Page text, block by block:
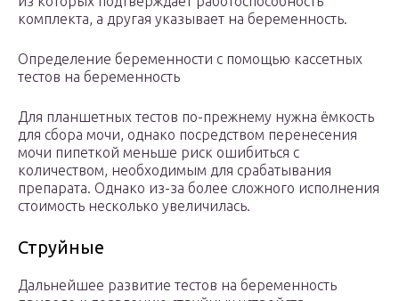
комплекта, а другая указывает на беременность.
Определение беременности с помощью кассетных
тестов на беременность
Для планшетных тестов по-прежнему нужна ёмкость
для сбора мочи, однако посредством перенесения
мочи пипеткой меньше риск ошибиться с
количеством, необходимым для срабатывания
препарата. Однако из-за более сложного исполнения
стоимость несколько увеличилась.
Струйные
Дальнейшее развитие тестов на беременность